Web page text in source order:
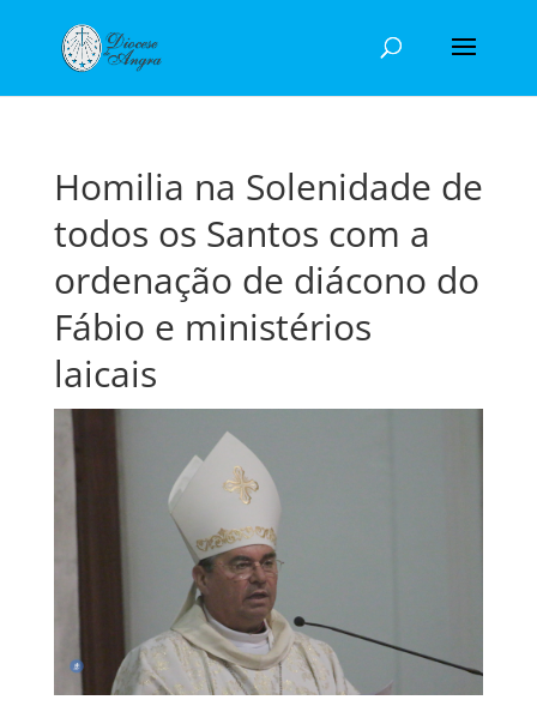
Homilia na Solenidade de
todos os Santos com a
ordenação de diácono do
Fábio e ministérios
laicais